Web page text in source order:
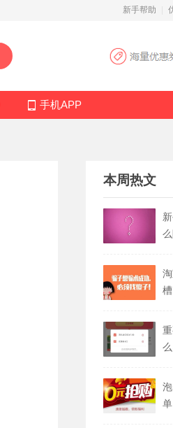
新手帮助
手机APP
本周热文